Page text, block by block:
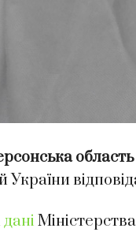
України
дані